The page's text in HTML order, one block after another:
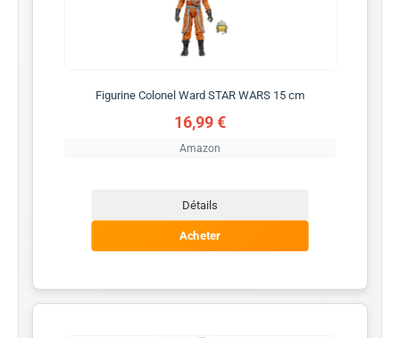
Figurine Colonel Ward STAR WARS 15 cm
16,99 €
Amazon
Détails
Acheter